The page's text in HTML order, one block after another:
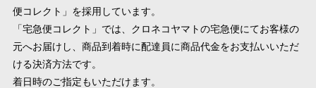
便コレクト」を採用しています。
「宅急便コレクト」では、クロネコヤマトの宅急便にてお客様の
元へお届けし、商品到着時に配達員に商品代金をお支払いいただ
ける決済方法です。
着日時のご指定もいただけます。